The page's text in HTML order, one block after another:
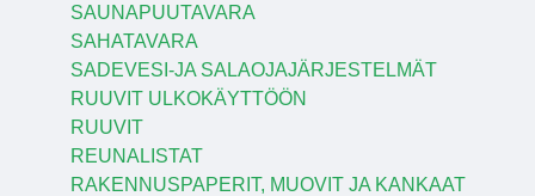
SAUNAPUUTAVARA
SAHATAVARA
SADEVESI-JA SALAOJAJÄRJESTELMÄT
RUUVIT ULKOKÄYTTÖÖN
RUUVIT
REUNALISTAT
RAKENNUSPAPERIT, MUOVIT JA KANKAAT